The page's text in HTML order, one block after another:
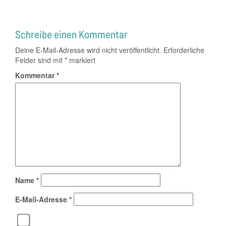
Schreibe einen Kommentar
Deine E-Mail-Adresse wird nicht veröffentlicht. Erforderliche
Felder sind mit * markiert
Kommentar*
Name *
E-Mail-Adresse *